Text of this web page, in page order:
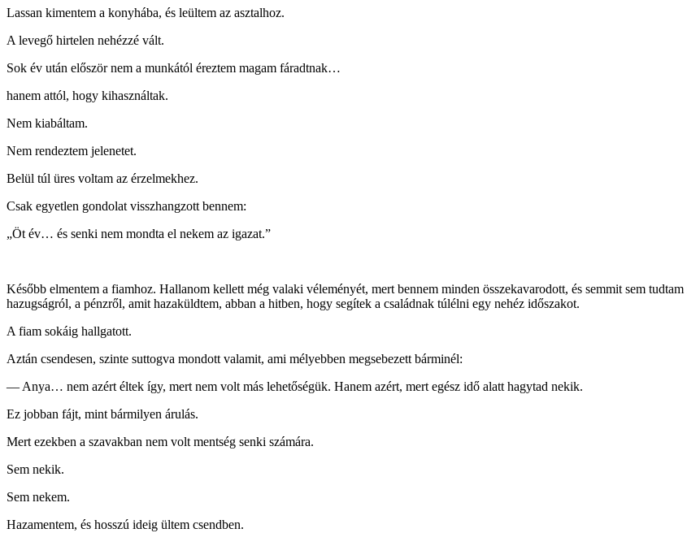
Lassan kimentem a konyhába, és leültem az asztalhoz.
A levegő hirtelen nehézzé vált.
Sok év után először nem a munkától éreztem magam fáradtnak…
hanem attól, hogy kihasználtak.
Nem kiabáltam.
Nem rendeztem jelenetet.
Belül túl üres voltam az érzelmekhez.
Csak egyetlen gondolat visszhangzott bennem:
„Öt év… és senki nem mondta el nekem az igazat.”
Később elmentem a fiamhoz. Hallanom kellett még valaki véleményét, mert bennem minden összekavarodott, és semmit sem
hazugságról, a pénzről, amit hazaküldtem, abban a hitben, hogy segítek a családnak túlélni egy nehéz időszakot.
A fiam sokáig hallgatott.
Aztán csendesen, szinte suttogva mondott valamit, ami mélyebben megsebezett bárminél:
— Anya… nem azért éltek így, mert nem volt más lehetőségük. Hanem azért, mert egész idő alatt hagytad nekik.
Ez jobban fájt, mint bármilyen árulás.
Mert ezekben a szavakban nem volt mentség senki számára.
Sem nekik.
Sem nekem.
Hazamentem, és hosszú ideig ültem csendben.